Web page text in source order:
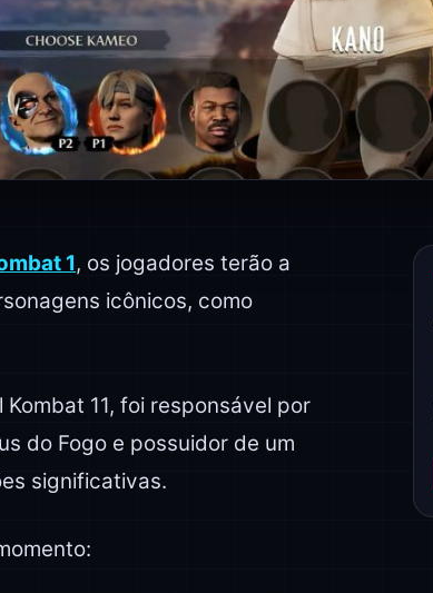
1, os jogadores terão a
icônicos, como
11, foi responsável por
do Fogo e possuidor de um
significativas.